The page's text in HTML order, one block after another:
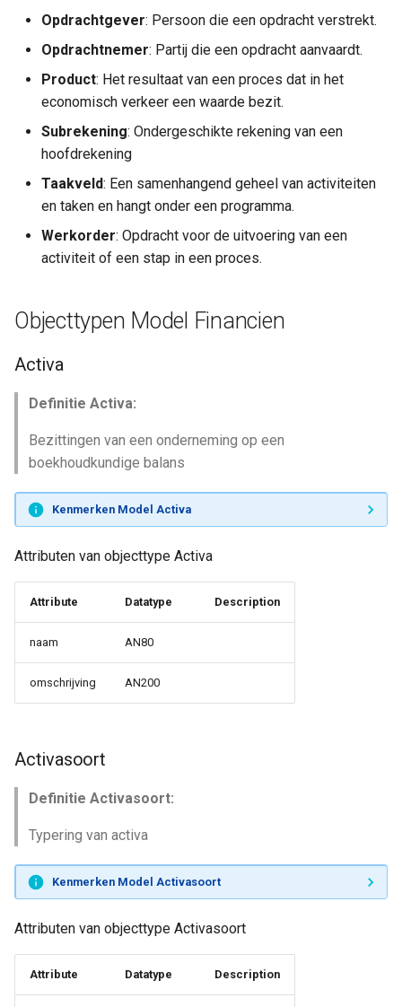
Opdrachtgever: Persoon die een opdracht verstrekt.
Opdrachtnemer: Partij die een opdracht aanvaardt.
Product: Het resultaat van een proces dat in het
economisch verkeer een waarde bezit.
Subrekening: Ondergeschikte rekening van een
hoofdrekening
Taakveld: Een samenhangend geheel van activiteiten
en taken en hangt onder een programma.
Werkorder: Opdracht voor de uitvoering van een
activiteit of een stap in een proces.
Objecttypen Model Financien
Activa
Definitie Activa:
Bezittingen van een onderneming op een
boekhoudkundige balans
Kenmerken Model Activa
Attributen van objecttype Activa
Attribute Datatype Description
naam AN80
omschrijving AN200
Activasoort
Definitie Activasoort:
Typering van activa
Kenmerken Model Activasoort
Attributen van objecttype Activasoort
Attribute Datatype Description